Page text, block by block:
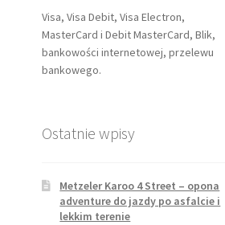
Visa, Visa Debit, Visa Electron,
MasterCard i Debit MasterCard, Blik,
bankowości internetowej, przelewu
bankowego.
Ostatnie wpisy
Metzeler Karoo 4 Street – opona
adventure do jazdy po asfalcie i
lekkim terenie